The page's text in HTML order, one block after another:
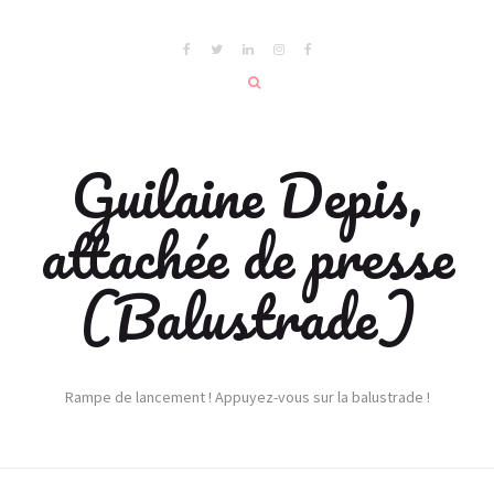
Guilaine Depis,
attachée de presse
(Balustrade)
Rampe de lancement ! Appuyez-vous sur la balustrade !